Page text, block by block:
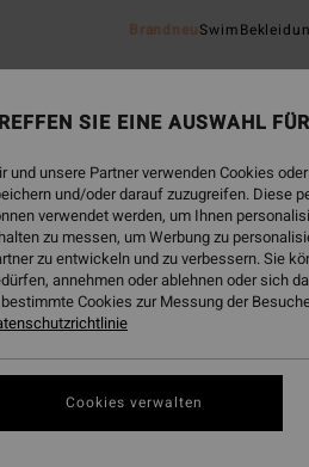
BrandneuSwim
SIE EINE AUSWAHL
und unsere Partner verwenden Cookies
und/oder darauf zuzugreifen. Diese
verwendet werden, um Ihnen
zu messen, um Werbung zu
zu entwickeln und zu verbessern. Sie
annehmen oder ablehnen oder sich
bestimmte Cookies zur Messung der
Cookies verwalten